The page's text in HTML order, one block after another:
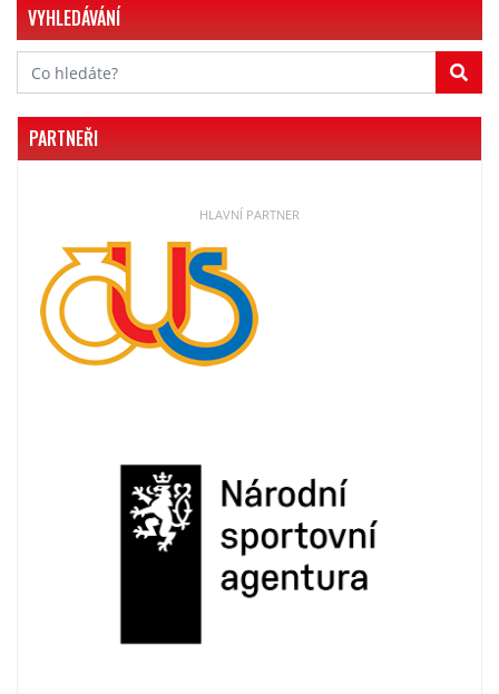
PARTNEŘI
HLAVNÍ PARTNER
VYHLEDÁVÁNÍ